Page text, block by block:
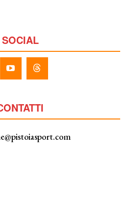
SOCIAL